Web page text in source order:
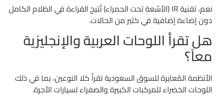
نعم، تقنية IR (الأشعة تحت الحمراء) تُتيح القراءة في الظلام الكامل
دون إضاءة إضافية في كثير من الحالات.
هل تقرأ اللوحات العربية والإنجليزية
معاً؟
الأنظمة المُعايرة للسوق السعودية تقرأ كلا النوعين، بما في ذلك
اللوحات الخضراء للمركبات الكبيرة والصفراء لسيارات الأجرة.